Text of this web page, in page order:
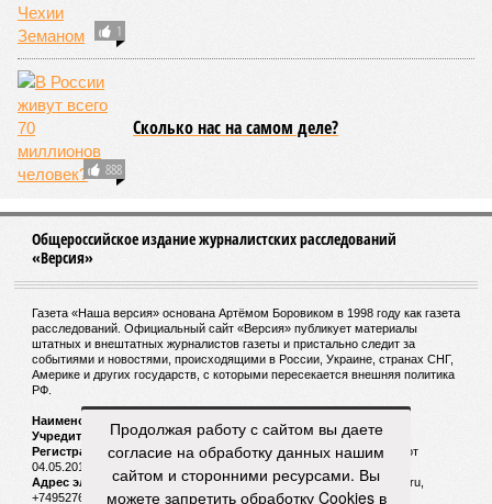
1
888
Сколько нас на самом деле?
Общероссийское издание журналистских расследований
«Версия»
Газета «Наша версия» основана Артёмом Боровиком в 1998 году как газета
расследований. Официальный сайт «Версия» публикует материалы
штатных и внештатных журналистов газеты и пристально следит за
событиями и новостями, происходящими в России, Украине, странах СНГ,
Америке и других государств, с которыми пересекается внешняя политика
РФ.
Наименование:
Учредитель:
ООО «Версия»,Главный редактор:Горевой Р. Г.
Регистрационный номер Роскомнадзора:ЭЛ № ФС 77 - 72681 от
04.05.2018 г.
Адрес электронной почты и телефон редакции:versia@versia.ru,
+74952760348
Продолжая работу с сайтом вы даете
согласие на обработку данных нашим
сайтом и сторонними ресурсами. Вы
можете запретить обработку Cookies в